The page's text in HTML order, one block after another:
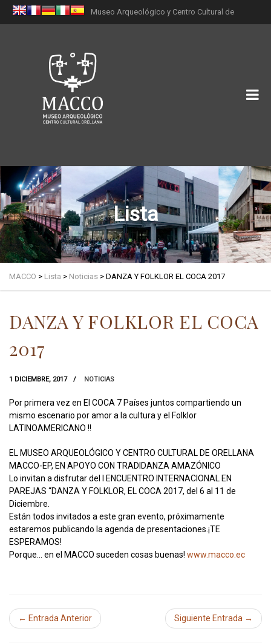
Museo Arqueológico y Centro Cultural de
Lista
MACCO > Lista > Noticias > DANZA Y FOLKLOR EL COCA 2017
DANZA Y FOLKLOR EL COCA
2017
1 DICIEMBRE, 2017 NOTICIAS
Por primera vez en El COCA 7 Países juntos compartiendo un
mismo escenario por amor a la cultura y el Folklor
LATINOAMERICANO !!
EL MUSEO ARQUEOLÓGICO Y CENTRO CULTURAL DE ORELLANA
MACCO-EP, EN APOYO CON TRADIDANZA AMAZÓNICO
Lo invitan a disfrutar del I ENCUENTRO INTERNACIONAL EN
PAREJAS “DANZA Y FOLKLOR, EL COCA 2017, del 6 al 11 de
Diciembre.
Están todos invitados a este gran evento, próximamente
estaremos publicando la agenda de presentaciones.¡TE
ESPERAMOS!
Porque… en el MACCO suceden cosas buenas! www.macco.ec
← Entrada Anterior Siguiente Entrada →